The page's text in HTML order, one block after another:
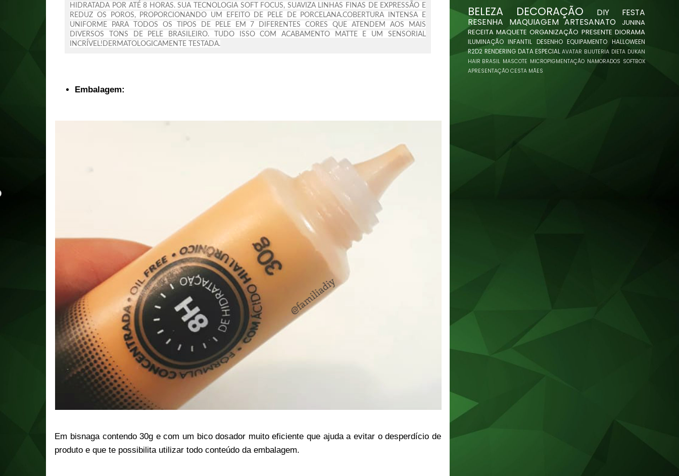
HIDRATADA POR ATÉ 8 HORAS. SUA TECNOLOGIA SOFT FOCUS, SUAVIZA LINHAS FINAS DE EXPRESSÃO E
REDUZ OS POROS, PROPORCIONANDO UM EFEITO DE PELE DE PORCELANA.COBERTURA INTENSA E
UNIFORME PARA TODOS OS TIPOS DE PELE EM 7 DIFERENTES CORES QUE ATENDEM AOS MAIS
DIVERSOS TONS DE PELE BRASILEIRO. TUDO ISSO COM ACABAMENTO MATTE E UM SENSORIAL
INCRÍVEL! DERMATOLOGICAMENTE TESTADA.
Embalagem:
Em bisnaga contendo 30g e com um bico dosador muito eficiente que ajuda a evitar o desperdício de
produto e que te possibilita utilizar todo conteúdo da embalagem.
BELEZA DECORAÇÃO DIY
FESTA
RESENHA
MAQUIAGEM ARTESANATO
JUNINA
RECEITA MAQUETE ORGANIZAÇÃO PRESENTE DIORAMA
ILUMINAÇÃO INFANTIL DESENHO EQUIPAMENTO HALLOWEEN
R2D2 RENDERING DATA ESPECIAL AVATAR BIJUTERIA DIETA DUKAN
HAIR BRASIL MASCOTE MICROPIGMENTAÇÃO NAMORADOS SOFTBOX
APRESENTAÇÃO CESTA MÃES